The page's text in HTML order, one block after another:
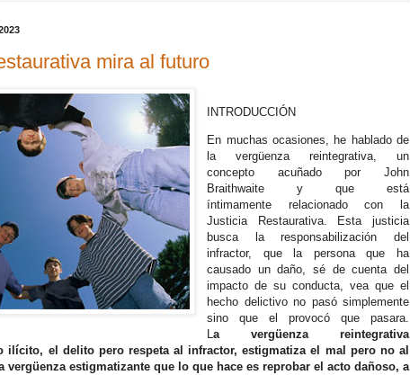
mira al futuro
INTRODUCCIÓN
En muchas ocasiones, he hablado de
la vergüenza reintegrativa, un
concepto acuñado por John
Braithwaite y que está
íntimamente relacionado con la
Justicia Restaurativa. Esta justicia
busca la responsabilización del
infractor, que la persona que ha
causado un daño, sé de cuenta del
impacto de su conducta, vea que el
hecho delictivo no pasó simplemente
sino que el provocó que pasara.
La vergüenza reintegrativa
ilícito, el delito pero respeta al infractor, estigmatiza el mal pero no al
vergüenza estigmatizante que lo que hace es reprobar el acto dañoso, a